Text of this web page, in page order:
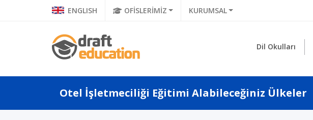
ENGLISH OFİSLERİMİZ KURUMSAL
Dil Okulları
Otel İşletmeciliği Eğitimi Alabileceğiniz Ülkeler